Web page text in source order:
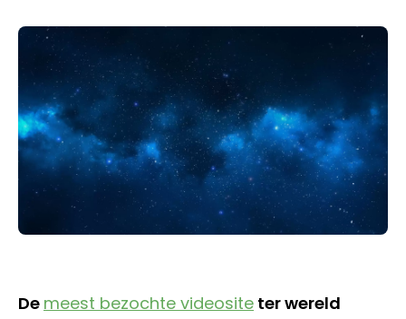
De meest bezochte videosite ter wereld